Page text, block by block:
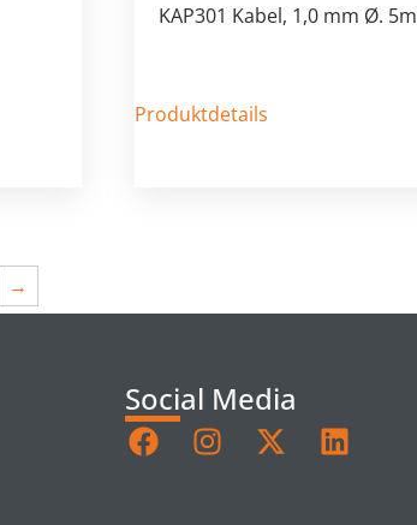
KAP301 Kabel, 1,0 mm Ø. 5m
Produktdetails
→
Social Media